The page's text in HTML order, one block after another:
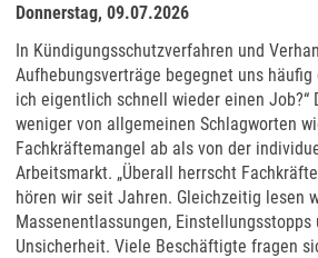
Donnerstag, 09.07.2026
In Kündigungsschutzverfahren und
Aufhebungsverträge begegnet uns häufig
ich eigentlich schnell wieder einen Job?“
weniger von allgemeinen Schlagworten
Fachkräftemangel ab als von der
Arbeitsmarkt. „Überall herrscht
hören wir seit Jahren. Gleichzeitig lesen
Massenentlassungen,
Unsicherheit. Viele Beschäftigte fragen